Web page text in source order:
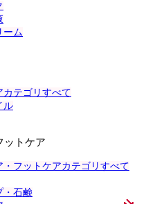
ーム
カテゴリすべて
ル
ットケア
フットケアカテゴリすべて
・石鹸